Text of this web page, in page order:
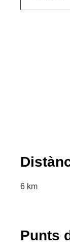
6 km
Punts